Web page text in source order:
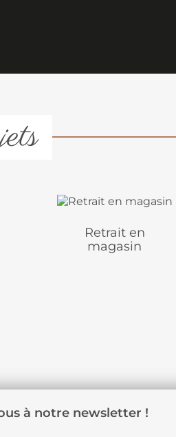
Retrait en
magasin
à notre newsletter !